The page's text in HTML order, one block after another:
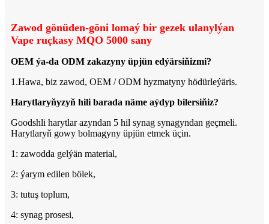
Zawod gönüden-göni lomaý bir gezek ulanylýan
Vape ruçkasy MQO 5000 sany
OEM ýa-da ODM zakazyny üpjün edýärsiňizmi?
1.Hawa, biz zawod, OEM / ODM hyzmatyny hödürleýäris.
Harytlaryňyzyň hili barada näme aýdyp bilersiňiz?
Goodshli harytlar azyndan 5 hil synag synagyndan geçmeli.
Harytlaryň gowy bolmagyny üpjün etmek üçin.
1: zawodda gelýän material,
2: ýarym edilen bölek,
3: tutuş toplum,
4: synag prosesi,